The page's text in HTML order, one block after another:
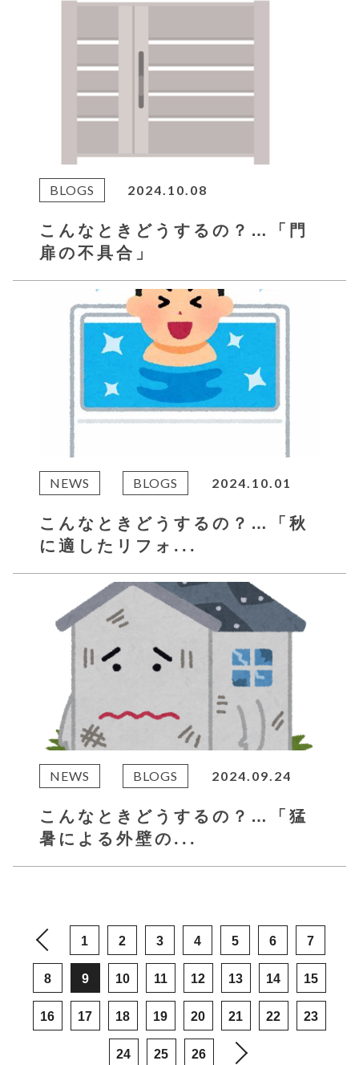
BLOGS 2024.10.08
こんなときどうするの？…「門
扉の不具合」
NEWS BLOGS 2024.10.01
こんなときどうするの？…「秋
に適したリフォ...
NEWS BLOGS 2024.09.24
こんなときどうするの？…「猛
暑による外壁の...
1 2 3 4 5 6 7
8 9 10 11 12 13 14 15
16 17 18 19 20 21 22 23
24 25 26